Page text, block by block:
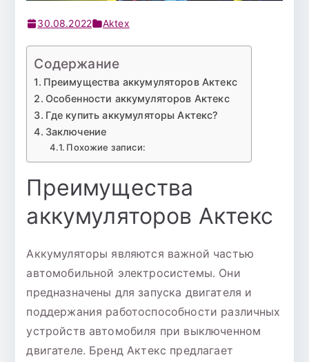
30.08.2022 Aktex
Содержание
Преимущества аккумуляторов Актекс
Особенности аккумуляторов Актекс
Где купить аккумуляторы Актекс?
Заключение
Похожие записи:
Преимущества
аккумуляторов Актекс
Аккумуляторы являются важной частью
автомобильной электросистемы. Они
предназначены для запуска двигателя и
поддержания работоспособности различных
устройств автомобиля при выключенном
двигателе. Бренд Актекс предлагает